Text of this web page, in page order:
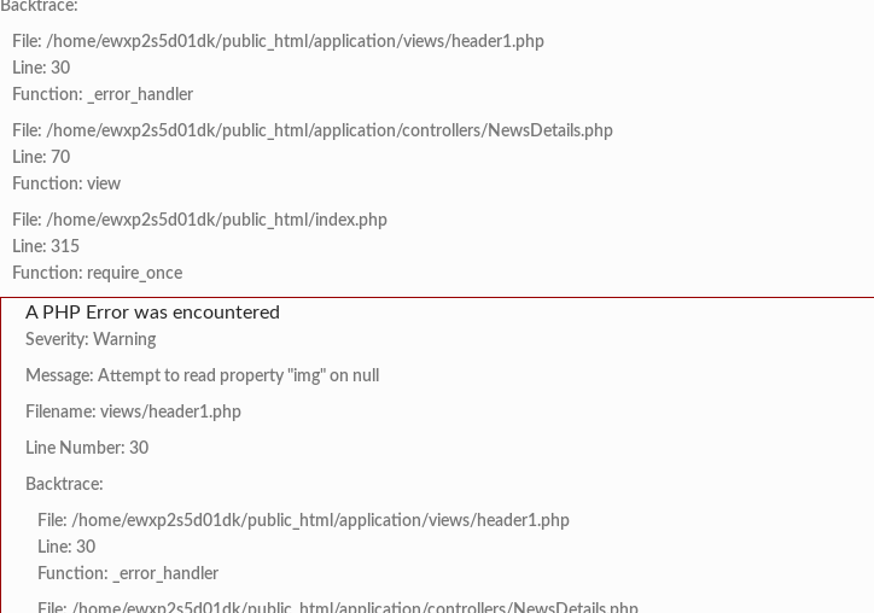
Backtrace:
File: /home/ewxp2s5d01dk/public_html/application/views/header1.php
Line: 30
Function: _error_handler
File: /home/ewxp2s5d01dk/public_html/application/controllers/NewsDetails.php
Line: 70
Function: view
File: /home/ewxp2s5d01dk/public_html/index.php
Line: 315
Function: require_once
A PHP Error was encountered
Severity: Warning
Message: Attempt to read property "img" on null
Filename: views/header1.php
Line Number: 30
Backtrace:
File: /home/ewxp2s5d01dk/public_html/application/views/header1.php
Line: 30
Function: _error_handler